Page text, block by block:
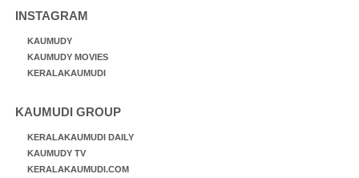
INSTAGRAM
KAUMUDY
KAUMUDY MOVIES
KERALAKAUMUDI
KAUMUDI GROUP
KERALAKAUMUDI DAILY
KAUMUDY TV
KERALAKAUMUDI.COM